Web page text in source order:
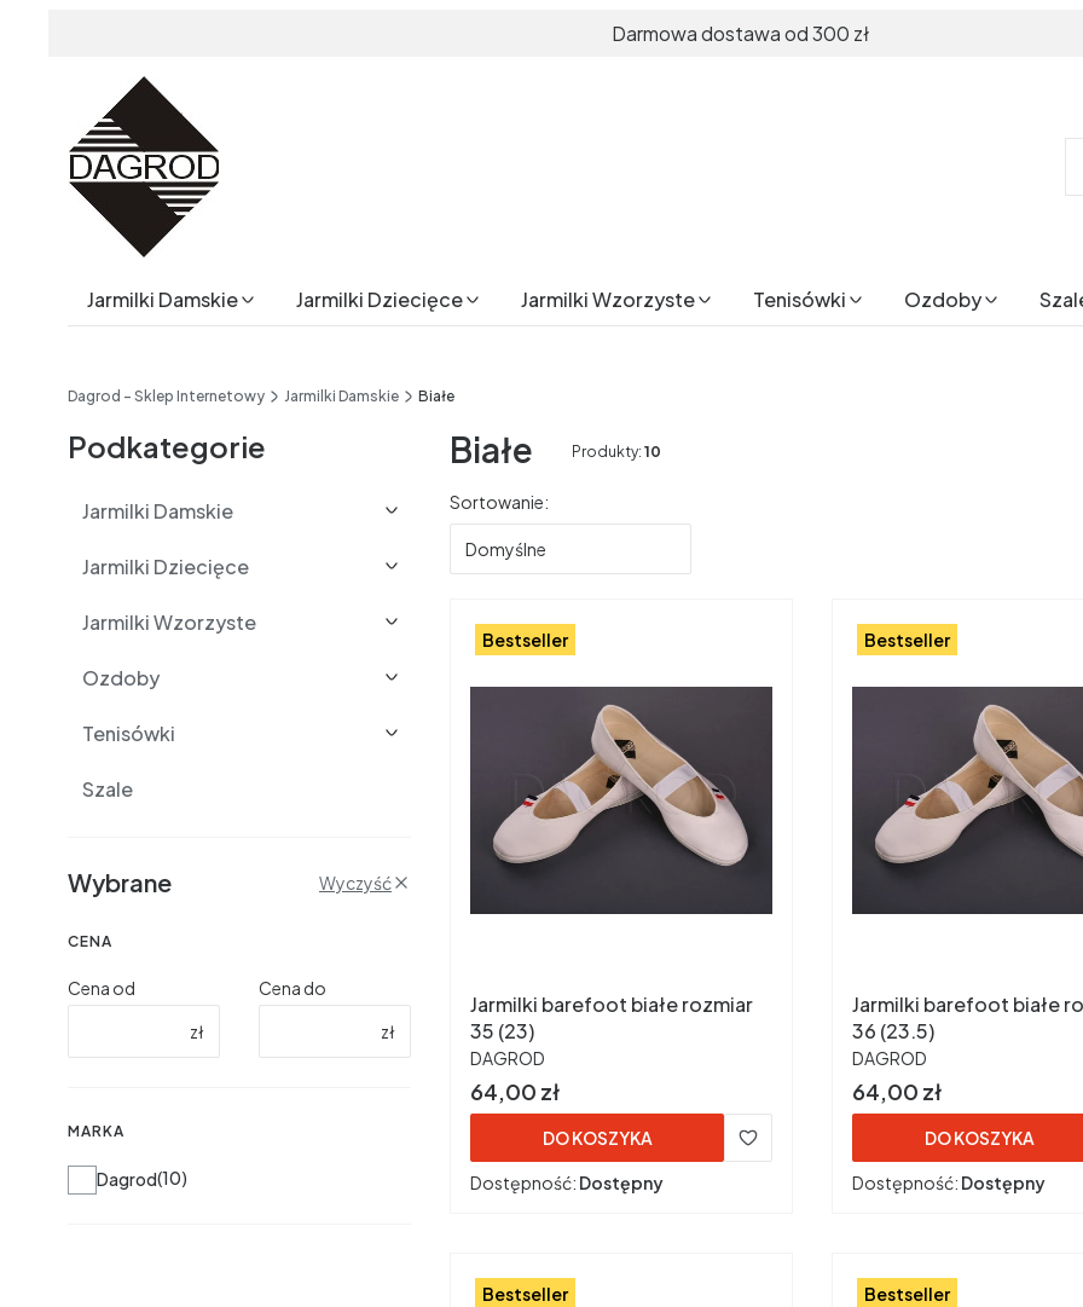
Darmowa dostawa od 300 zł
Jarmilki Damskie Jarmilki Dziecięce Jarmilki Wzorzyste Tenisówki Ozdoby
Dagrod - Sklep Internetowy Jarmilki Damskie Białe
Podkategorie
Jarmilki Damskie
Jarmilki Dziecięce
Jarmilki Wzorzyste
Ozdoby
Tenisówki
Szale
Wybrane Wyczyść
CENA
Cena od
zł
Cena do
zł
MARKA
Marka
Dagrod 10
Białe Produkty: 10
Lista produktów
Sortowanie:
Domyślne
Bestseller
Jarmilki barefoot białe rozmiar
35 (23)
PRODUCENT
DAGROD
Cena
64,00 zł
DO KOSZYKA
Dostępność: Dostępny
Bestseller
Jarmilki barefoot białe
36 (23.5)
PRODUCENT
DAGROD
Cena
64,00 zł
DO KOSZYKA
Dostępność: Dostępny
Bestseller Bestseller